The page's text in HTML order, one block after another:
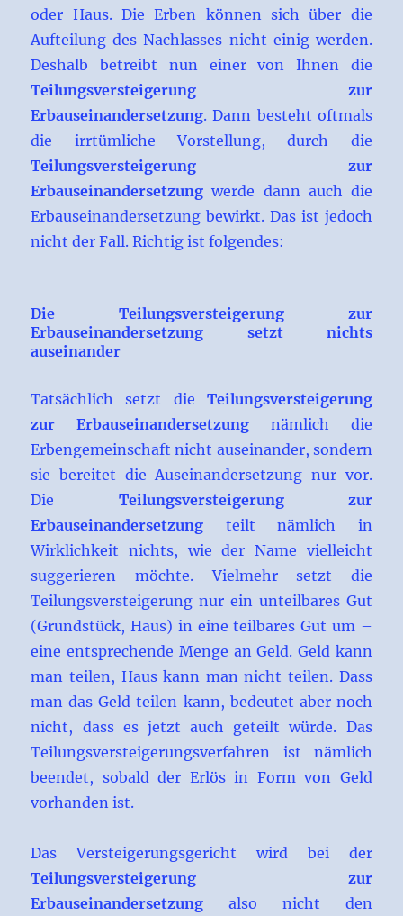
oder Haus. Die Erben können sich über die
Aufteilung des Nachlasses nicht einig werden.
Deshalb betreibt nun einer von Ihnen die
Teilungsversteigerung zur
Erbauseinandersetzung. Dann besteht oftmals
die irrtümliche Vorstellung, durch die
Teilungsversteigerung zur
Erbauseinandersetzung werde dann auch die
Erbauseinandersetzung bewirkt. Das ist jedoch
nicht der Fall. Richtig ist folgendes:
Die Teilungsversteigerung zur
Erbauseinandersetzung setzt nichts
auseinander
Tatsächlich setzt die Teilungsversteigerung
zur Erbauseinandersetzung nämlich die
Erbengemeinschaft nicht auseinander, sondern
sie bereitet die Auseinandersetzung nur vor.
Die Teilungsversteigerung zur
Erbauseinandersetzung teilt nämlich in
Wirklichkeit nichts, wie der Name vielleicht
suggerieren möchte. Vielmehr setzt die
Teilungsversteigerung nur ein unteilbares Gut
(Grundstück, Haus) in eine teilbares Gut um –
eine entsprechende Menge an Geld. Geld kann
man teilen, Haus kann man nicht teilen. Dass
man das Geld teilen kann, bedeutet aber noch
nicht, dass es jetzt auch geteilt würde. Das
Teilungsversteigerungsverfahren ist nämlich
beendet, sobald der Erlös in Form von Geld
vorhanden ist.
Das Versteigerungsgericht wird bei der
Teilungsversteigerung zur
Erbauseinandersetzung also nicht den